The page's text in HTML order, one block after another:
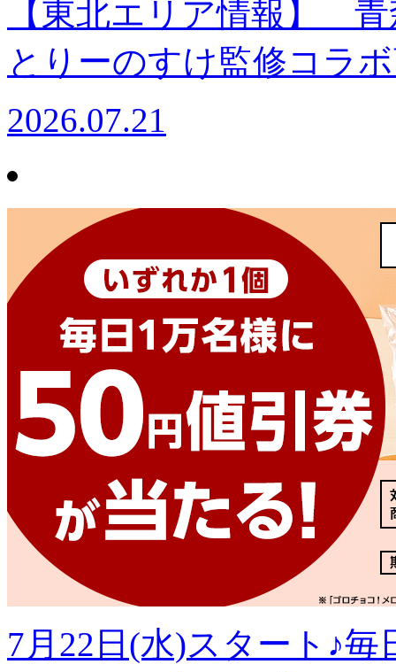
【東北エリア情報】
とりーのすけ監修コラ
2026.07.21
7月22日(水)スタート♪